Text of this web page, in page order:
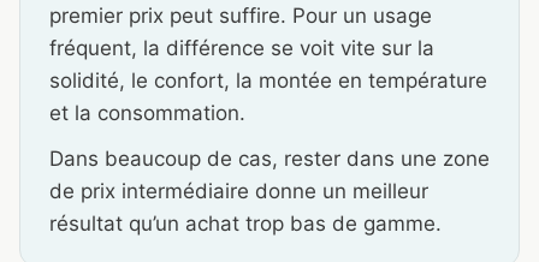
premier prix peut suffire. Pour un usage
fréquent, la différence se voit vite sur la
solidité, le confort, la montée en température
et la consommation.
Dans beaucoup de cas, rester dans une zone
de prix intermédiaire donne un meilleur
résultat qu’un achat trop bas de gamme.